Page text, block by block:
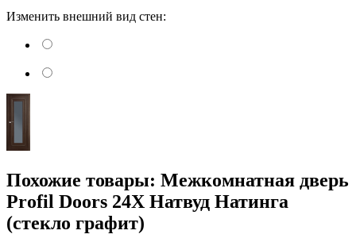
Изменить внешний вид стен:
Похожие товары: Межкомнатная дверь
Profil Doors 24X Натвуд Натинга
(стекло графит)